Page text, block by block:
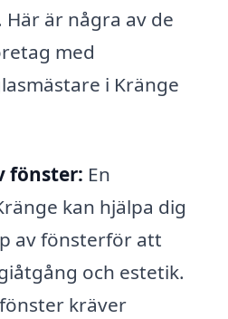
är några av de
med
i Kränge
fönster: En
kan hjälpa dig
av fönsterför att
och estetik.
kräver